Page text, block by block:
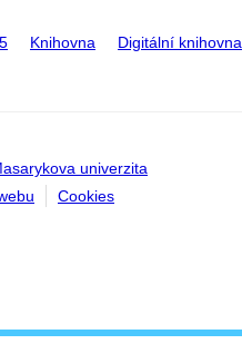
Knihovna Digitální knihovna
univerzita
Cookies